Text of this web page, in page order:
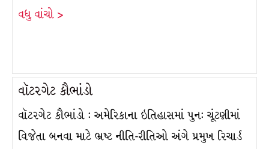
વધુ વાંચો >
વૉટરગેટ કૌભાંડો
વૉટરગેટ કૌભાંડો : અમેરિકાના ઇતિહાસમાં પુન: ચૂંટણીમાં
વિજેતા બનવા માટે ભ્રષ્ટ નીતિ-રીતિઓ અંગે પ્રમુખ રિચાર્ડ